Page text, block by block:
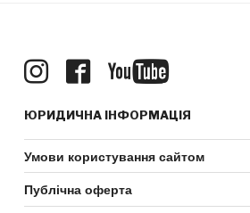
ЮРИДИЧНА ІНФОРМАЦІЯ
Умови користування сайтом
Публічна оферта